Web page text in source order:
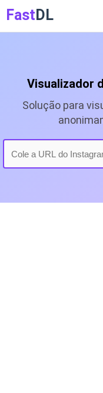
Fast DL
Visualizador
Solução para